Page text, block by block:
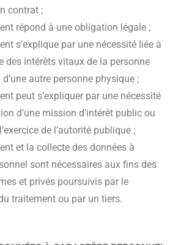
contrat ;
répond à une obligation légale ;
s’explique par une nécessité liée à
des intérêts vitaux de la personne
autre personne physique ;
peut s’expliquer par une nécessité
d’une mission d’intérêt public ou
de l’autorité publique ;
et la collecte des données à
sont nécessaires aux fins des
et privés poursuivis par le
traitement ou par un tiers.